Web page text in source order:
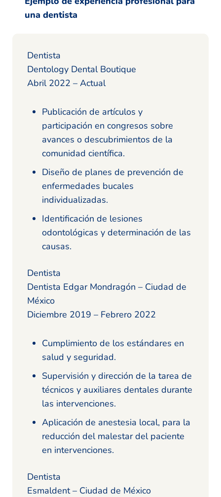
una dentista
Dentista
Dentology Dental Boutique
Abril 2022 – Actual
Publicación de artículos y
participación en congresos sobre
avances o descubrimientos de la
comunidad científica.
Diseño de planes de prevención de
enfermedades bucales
individualizadas.
Identificación de lesiones
odontológicas y determinación de las
causas.
Dentista
Dentista Edgar Mondragón – Ciudad de
México
Diciembre 2019 – Febrero 2022
Cumplimiento de los estándares en
salud y seguridad.
Supervisión y dirección de la tarea de
técnicos y auxiliares dentales durante
las intervenciones.
Aplicación de anestesia local, para la
reducción del malestar del paciente
en intervenciones.
Dentista
Esmaldent – Ciudad de México